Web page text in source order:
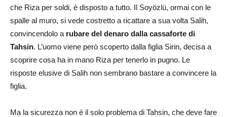
che Riza per soldi, è disposto a tutto. Il Soyözlü, ormai con le
spalle al muro, si vede costretto a ricattare a sua volta Salih,
convincendolo a rubare del denaro dalla cassaforte di
Tahsin. L’uomo viene però scoperto dalla figlia Sirin, decisa a
scoprire cosa ha in mano Riza per tenerlo in pugno. Le
risposte elusive di Salih non sembrano bastare a convincere la
figlia.
Ma la sicurezza non è il solo problema di Tahsin, che deve fare